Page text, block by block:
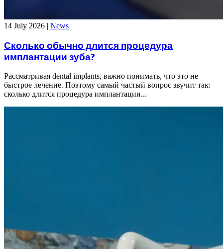
14 July 2026 | News
Сколько обычно длится процедура
имплантации зуба?
Рассматривая dental implants, важно понимать, что это не
быстрое лечение. Поэтому самый частый вопрос звучит так:
сколько длится процедура имплантации...